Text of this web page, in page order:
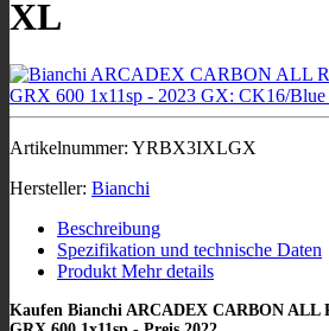
XL
Artikelnummer: YRBX3IXLGX
Hersteller: Bianchi
Beschreibung
Spezifikation und technische Daten
Produkt Mehr details
Kaufen Bianchi ARCADEX CARBON ALL